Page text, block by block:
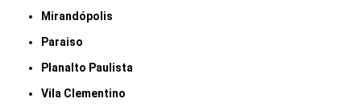
Mirandópolis
Paraiso
Planalto Paulista
Vila Clementino